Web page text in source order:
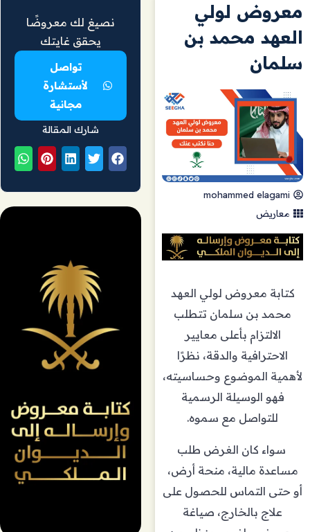
معروض لولي
العهد محمد بن
سلمان
mohammed elagami
معاريض
كتابة معروض لولي العهد
محمد بن سلمان تتطلب
الالتزام بأعلى معايير
الاحترافية والدقة، نظرًا
لأهمية الموضوع وحساسيته،
فهو الوسيلة الرسمية
للتواصل مع سموه.
سواء كان الغرض طلب
مساعدة مالية، منحة أرض،
أو حتى التماس للحصول على
علاج بالخارج، صياغة
نصيغ لك معروضًا
يحقق غايتك
تواصل
لأستشارة
مجانية
شارك المقالة